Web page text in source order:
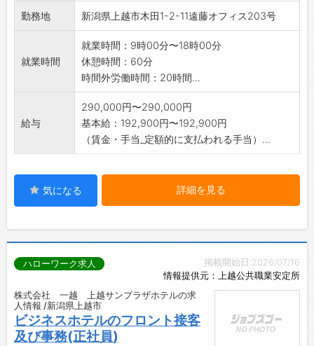
勤務地 新潟県上越市木田1-2-11遠藤オフィス203号
就業時間
就業時間：9時00分〜18時00分
休憩時間：60分
時間外労働時間：20時間...
給与
290,000円〜290,000円
基本給：192,900円〜192,900円
（賃金・手当_定額的に支払われる手当）...
気になる 詳細を見る
掲載開始日:2026/07/16
情報提供元：上越公共職業安定所
ハローワーク求人
株式会社 一越 上越サンプラザホテルの求
人情報 /新潟県上越市
ビジネスホテルのフロント接客
及び事務(正社員)